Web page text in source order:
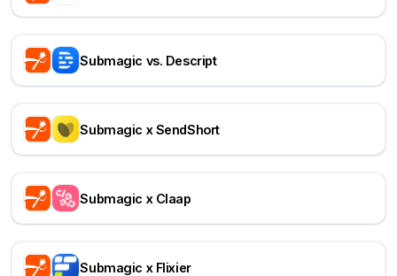
Submagic vs. Descript
Submagic x SendShort
Submagic x Claap
Submagic x Flixier